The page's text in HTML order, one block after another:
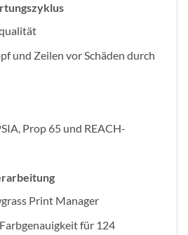
und Zeilen vor Schäden durch
Prop 65 und REACH-
Print Manager
für 124